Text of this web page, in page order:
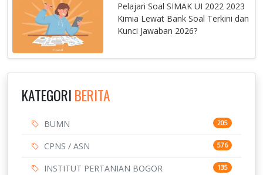
Pelajari Soal SIMAK UI 2022 2023
Kimia Lewat Bank Soal Terkini dan
Kunci Jawaban 2026?
KATEGORI BERITA
BUMN 205
CPNS / ASN 576
INSTITUT PERTANIAN BOGOR 135